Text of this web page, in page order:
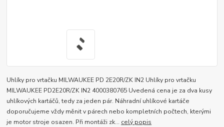
Uhlíky pro vrtačku MILWAUKEE PD 2E20R/ZK IN2 Uhlíky pro vrtačku
MILWAUKEE PD2E20R/ZK IN2 4000380765 Uvedená cena je za dva kusy
uhlíkových kartáčů, tedy za jeden pár. Náhradní uhlíkové kartáče
doporučujeme vždy měnit v párech nebo kompletních počtech, kterými
je motor stroje osazen. Při montáži zk... celý popis